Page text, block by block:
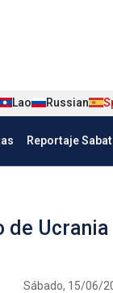
Lao Russian
Reportaje
de Ucrania
Sábado, 15/06/